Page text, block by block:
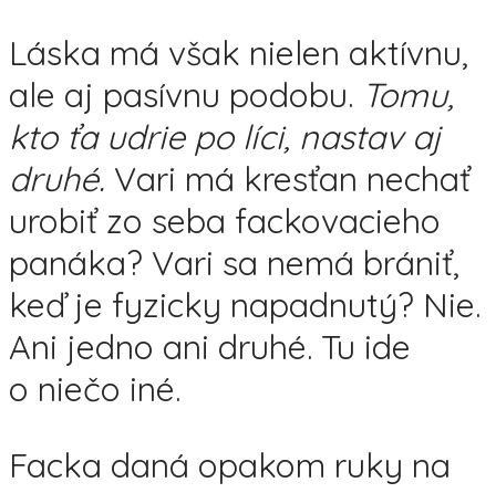
Láska má však nielen aktívnu,
ale aj pasívnu podobu. Tomu,
kto ťa udrie po líci, nastav aj
druhé. Vari má kresťan nechať
urobiť zo seba fackovacieho
panáka? Vari sa nemá brániť,
keď je fyzicky napadnutý? Nie.
Ani jedno ani druhé. Tu ide
o niečo iné.
Facka daná opakom ruky na